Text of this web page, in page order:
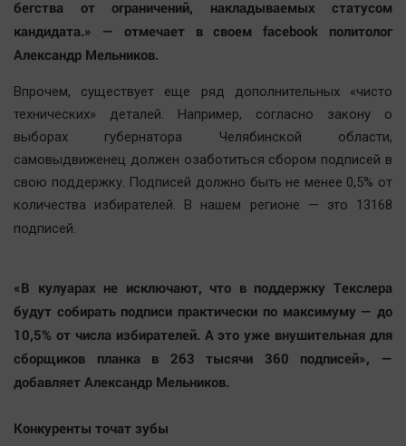
Автомобили
XX век: криминальные уроки
Медиаграмотность
Медицина
Новости компаний
Прогулки по городу Ч
Спецпроект
Челябинск космический
Другие рубрики
English version
Актуальная тема
бегства от ограничений, накладываемых статусом
кандидата.» — отмечает в своем facebook политолог
Александр Мельников.
Впрочем, существует еще ряд дополнительных «чисто
технических» деталей. Например, согласно закону о
выборах губернатора Челябинской области,
самовыдвиженец должен озаботиться сбором подписей в
свою поддержку. Подписей должно быть не менее 0,5% от
количества избирателей. В нашем регионе — это 13168
подписей.
«В кулуарах не исключают, что в поддержку Текслера
будут собирать подписи практически по максимуму — до
10,5% от числа избирателей. А это уже внушительная для
сборщиков планка в 263 тысячи 360 подписей», —
добавляет Александр Мельников.
Конкуренты точат зубы